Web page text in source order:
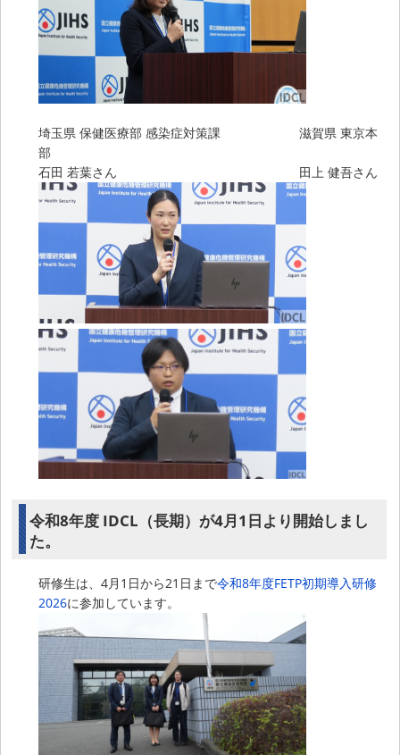
埼玉県 保健医療部 感染症対策課 滋賀県 東京本
部
石田 若葉さん 田上 健吾さん
令和8年度 IDCL（長期）が4月1日より開始しまし
た。
研修生は、4月1日から21日まで令和8年度FETP初期導入研修
2026に参加しています。